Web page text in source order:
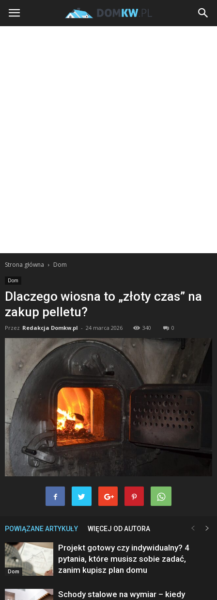
domkw.pl
Strona główna Dom
Dom
Dlaczego wiosna to „złoty czas” na
zakup pelletu?
Przez Redakcja Domkw.pl - 24 marca 2026 340 0
POWIĄZANE ARTYKUŁY WIĘCEJ OD AUTORA
Dom
Projekt gotowy czy indywidualny? 4
pytania, które musisz sobie zadać,
zanim kupisz plan domu
Schody stalowe na wymiar – kiedy